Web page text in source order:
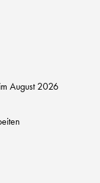
August 2026